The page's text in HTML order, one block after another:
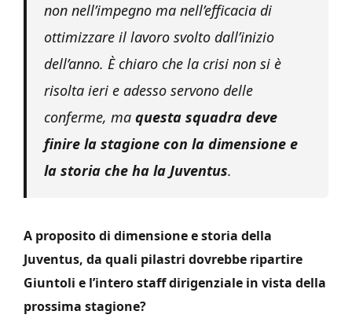
non nell’impegno ma nell’efficacia di
ottimizzare il lavoro svolto dall’inizio
dell’anno. È chiaro che la crisi non si è
risolta ieri e adesso servono delle
conferme, ma questa squadra deve
finire la stagione con la dimensione e
la storia che ha la Juventus.
A proposito di dimensione e storia della
Juventus, da quali pilastri dovrebbe ripartire
Giuntoli e l’intero staff dirigenziale in vista della
prossima stagione?